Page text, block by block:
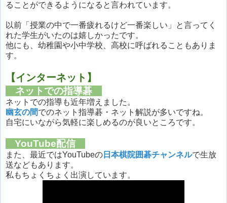
ることができるようになると言われています。
以前「授業の中で一番疲れるけど一番楽しい」と言ってく
れた学生がいたのは嬉しかったです。
他にも、幼稚園や小中学校、高校に呼ばれることもありま
す。
【インターネット】
ネットでの指導碁
ネットでの指導も近年増えました。
幽玄の間でのネット指導碁・ネット解説が多いですね。
自宅にいながら気軽に楽しめるのが良いところです。
YouTube配信
また、最近ではYouTubeの 日本棋院囲碁チャンネルで生放
送などもあります。
私もちょくちょく出演しています。